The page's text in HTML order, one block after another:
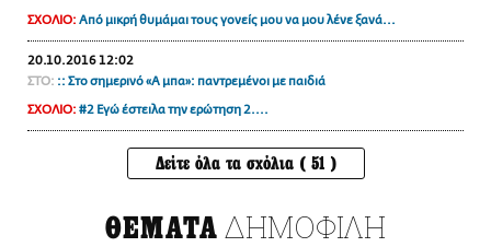
ΣΧΟΛΙΟ: Από μικρή θυμάμαι τους γονείς μου να μου λένε ξανά...
20.10.2016 12:02
ΣΤΟ: :: Στο σημερινό «Α μπα»: παντρεμένοι με παιδιά
ΣΧΟΛΙΟ: #2 Εγώ έστειλα την ερώτηση 2....
Δείτε όλα τα σχόλια ( 51 )
ΘΕΜΑΤΑ ΔΗΜΟΦΙΛΗ